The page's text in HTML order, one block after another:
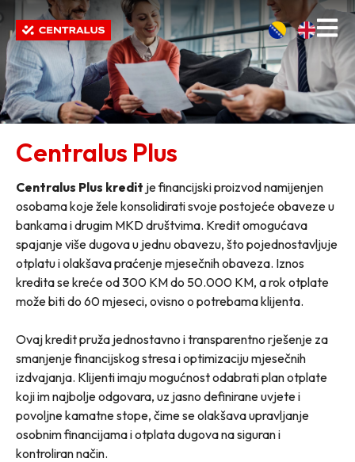
Centralus Plus
Centralus Plus kredit je financijski proizvod namijenjen
osobama koje žele konsolidirati svoje postojeće obaveze u
bankama i drugim MKD društvima. Kredit omogućava
spajanje više dugova u jednu obavezu, što pojednostavljuje
otplatu i olakšava praćenje mjesečnih obaveza. Iznos
kredita se kreće od 300 KM do 50.000 KM, a rok otplate
može biti do 60 mjeseci, ovisno o potrebama klijenta.
Ovaj kredit pruža jednostavno i transparentno rješenje za
smanjenje financijskog stresa i optimizaciju mjesečnih
izdvajanja. Klijenti imaju mogućnost odabrati plan otplate
koji im najbolje odgovara, uz jasno definirane uvjete i
povoljne kamatne stope, čime se olakšava upravljanje
osobnim financijama i otplata dugova na siguran i
kontroliran način.